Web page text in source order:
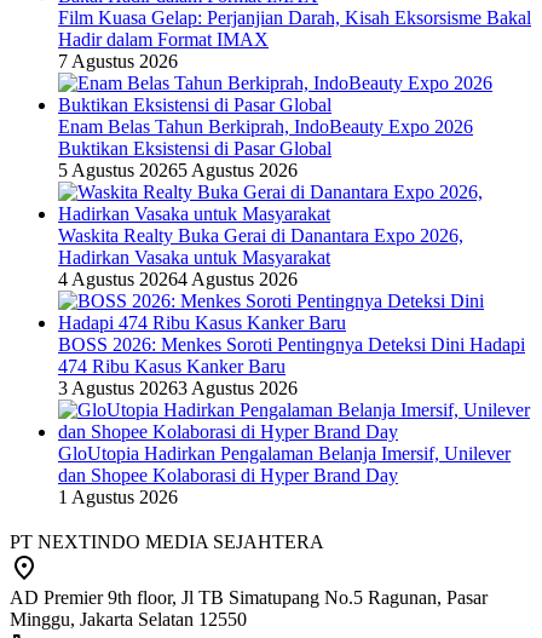
Film Kuasa Gelap: Perjanjian Darah, Kisah Eksorsisme Bakal
Hadir dalam Format IMAX
7 Agustus 2026
Enam Belas Tahun Berkiprah, IndoBeauty Expo 2026
Buktikan Eksistensi di Pasar Global
5 Agustus 20265 Agustus 2026
Waskita Realty Buka Gerai di Danantara Expo 2026,
Hadirkan Vasaka untuk Masyarakat
4 Agustus 20264 Agustus 2026
BOSS 2026: Menkes Soroti Pentingnya Deteksi Dini Hadapi
474 Ribu Kasus Kanker Baru
3 Agustus 20263 Agustus 2026
GloUtopia Hadirkan Pengalaman Belanja Imersif, Unilever
dan Shopee Kolaborasi di Hyper Brand Day
1 Agustus 2026
PT NEXTINDO MEDIA SEJAHTERA
AD Premier 9th floor, Jl TB Simatupang No.5 Ragunan, Pasar
Minggu, Jakarta Selatan 12550